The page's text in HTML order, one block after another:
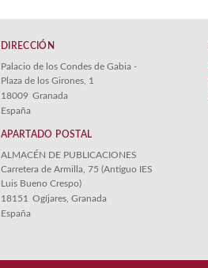
DIRECCIÓN
Palacio de los Condes de Gabia -
Plaza de los Girones, 1
18009 Granada
España
APARTADO POSTAL
ALMACÉN DE PUBLICACIONES
Carretera de Armilla, 75 (Antiguo IES
Luis Bueno Crespo)
18151 Ogíjares, Granada
España